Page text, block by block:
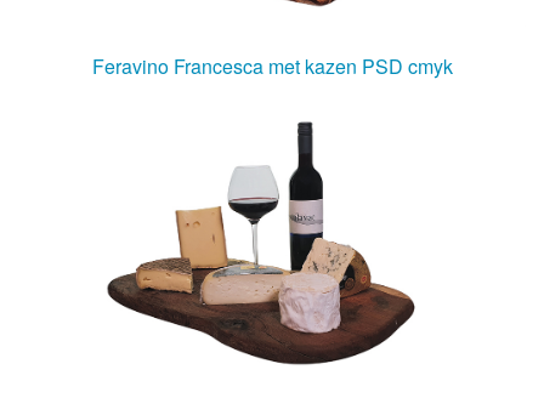
Feravino Francesca met kazen PSD cmyk